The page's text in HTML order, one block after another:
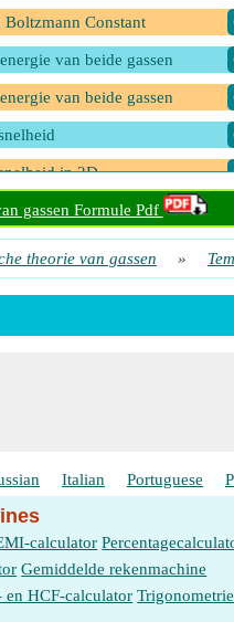
Boltzmann Constant
van beide gassen
van beide gassen
in 2D
gassen Formule Pdf
theorie van gassen »
Italian Portuguese
calculator
Gemiddelde rekenmachine
en HCF-calculator